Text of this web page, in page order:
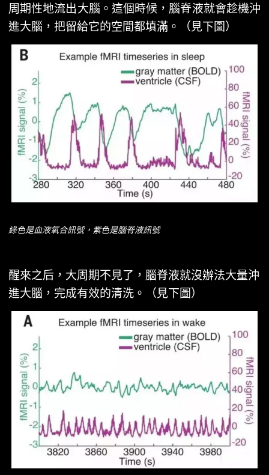
周期性地流出大腦。這個時候，腦脊液就會趁機沖
進大腦，把留給它的空間都填滿。（見下圖）
綠色是血液氧合訊號，紫色是腦脊液訊號
醒來之后，大周期不見了，腦脊液就沒辦法大量沖
進大腦，完成有效的清洗。（見下圖）